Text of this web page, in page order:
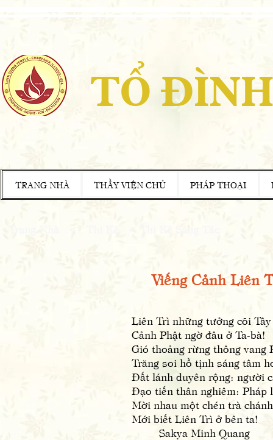
TỔ
TRANG NHÀ THẦY VIỆN CHỦ PHÁP THOẠI
Viếng Cảnh Liên
Liên Trì những tưởng cõi
Cảnh Phật ngờ đâu ở Ta-bà!
Gió thoảng rừng thông vang
Trăng soi hồ tịnh sáng tâm
Đất lánh duyên rộng: người
Đạo tiến thân nghiêm: Pháp
Mời nhau một chén trà
Mới biết Liên Trì ở bên ta!
Sakya Minh Quang